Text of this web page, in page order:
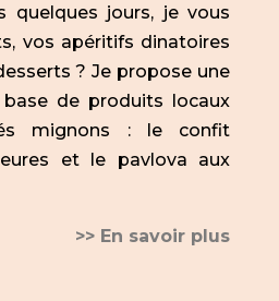
quelques jours, je vous
vos apéritifs dinatoires
? Je propose une
de produits locaux
mignons : le confit
et le pavlova aux
>> En savoir plus